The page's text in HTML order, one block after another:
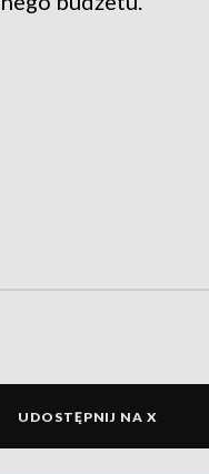
UDOSTĘPNIJ NA X